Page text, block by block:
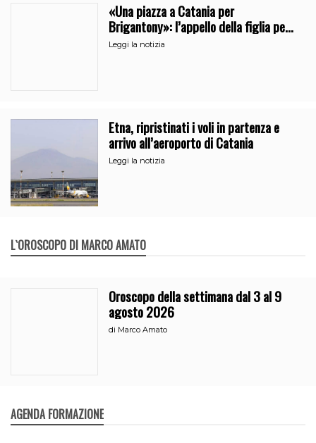
«Una piazza a Catania per
Brigantony»: l’appello della figlia per
la memoria del cantante popolare
Leggi la notizia
Etna, ripristinati i voli in partenza e
arrivo all’aeroporto di Catania
Leggi la notizia
L`OROSCOPO DI MARCO AMATO
Oroscopo della settimana dal 3 al 9
agosto 2026
di Marco Amato
AGENDA FORMAZIONE